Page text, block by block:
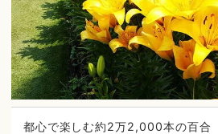
都心で楽しむ約2万2,000本の百合